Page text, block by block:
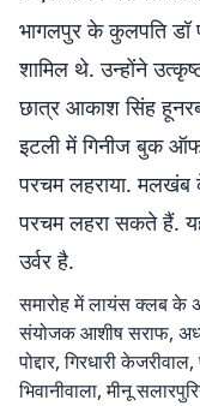
भागलपुर के कुलपति डॉ
शामिल थे. उन्होंने
छात्र आकाश सिंह
इटली में गिनीज बुक ऑफ
परचम लहराया.
परचम लहरा सकते हैं.
उर्वर है.
समारोह में लायंस क्लब के
संयोजक आशीष सराफ,
पोद्दार, गिरधारी
भिवानीवाला, मीनू